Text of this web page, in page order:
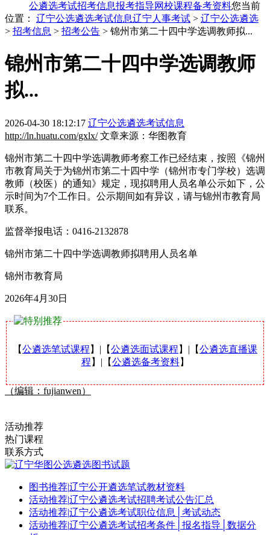
公遴选考试招考信息报考指导网校课程备考资料您当前
位置： 辽宁公选遴选考试信息辽宁人事考试 > 辽宁公选遴选
> 招考信息 > 招考公告 > 锦州市第二十四中学选调教师拟...
锦州市第二十四中学选调教师
拟...
2026-04-30 18:12:17 辽宁公选遴选考试信息
http://ln.huatu.com/gxlx/ 文章来源：华图教育
锦州市第二十四中学选调教师考察工作已经结束，按照《锦州
市教育局关于为锦州市第二十四中学（锦州市专门学校）选调
教师（校医）的通知》规定，现拟聘用人员名单公示如下，公
示时间为7个工作日。公示期间如有异议，请与锦州市教育局
联系。
监督举报电话：0416-2132878
锦州市第二十四中学选调教师拟聘用人员名单
锦州市教育局
2026年4月30日
【公遴选笔试课程 】|【公遴选面试课程 】|【公遴选直播课
程 】|【公遴选备考资料】
（编辑：fujianwen）
活动推荐
热门课程
联系方式
图书推荐|辽宁公开遴选笔试教材资料
活动推荐|辽宁公遴选考试招聘考试公告汇总
活动推荐|辽宁公遴选考试职位信息│考试动态
活动推荐|辽宁公遴选考试招考条件│报名指导│数据分